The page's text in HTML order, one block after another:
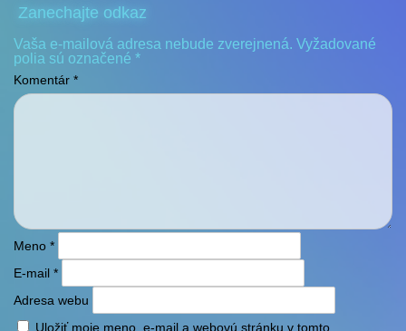
Zanechajte odkaz
Vaša e-mailová adresa nebude zverejnená. Vyžadované
polia sú označené *
Komentár *
Meno *
E-mail *
Adresa webu
Uložiť moje meno, e-mail a webovú stránku v tomto